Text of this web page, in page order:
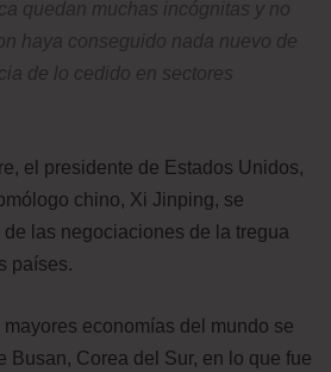
quedan muchas incógnitas y no
haya conseguido nada nuevo de
de lo cedido en sectores
el presidente de Estados Unidos,
chino, Xi Jinping, se
las negociaciones de la tregua
países.
mayores economías del mundo se
Busan, Corea del Sur, en lo que fue